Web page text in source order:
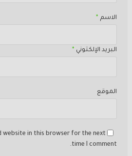
الاسم *
البريد الإلكتوني *
الموقع
website in this browser for the next
time I comment.